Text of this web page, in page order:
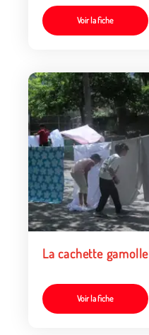
Voir la fiche
La cachette gamolle
Voir la fiche